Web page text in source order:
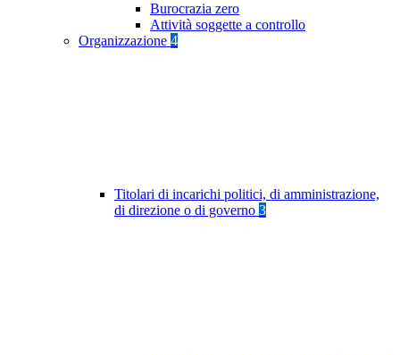
Burocrazia zero
Attività soggette a controllo
Organizzazione 4
Titolari di incarichi politici, di amministrazione,
di direzione o di governo 3